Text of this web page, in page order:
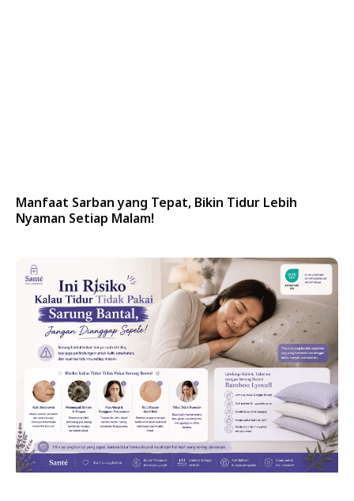
Manfaat Sarban yang Tepat, Bikin Tidur Lebih
Nyaman Setiap Malam!